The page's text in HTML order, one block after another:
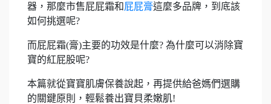
器，那麼市售屁屁霜和屁屁膏這麼多品牌，到底該
如何挑選呢?
而屁屁霜(膏)主要的功效是什麼? 為什麼可以消除寶
寶的紅屁股呢?
本篇就從寶寶肌膚保養說起，再提供給爸媽們選購
的關鍵原則，輕鬆養出寶貝柔嫩肌!